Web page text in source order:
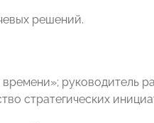
решений.
руководитель
стратегических